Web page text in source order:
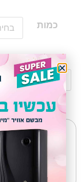
כמות
הוספה
קניה חכמה​
באישור ארגון
הבינלאומי IFRA